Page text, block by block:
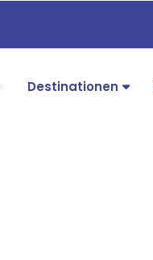
Destinationen